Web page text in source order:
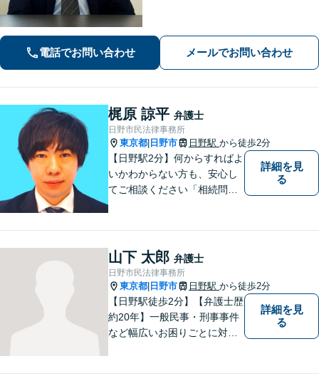
緒に考えます。安心してご相談くださ
い。【電話・オンライン相談対応】
電話でお問い合わせ メールでお問い合わせ
梶原 諒平 弁護士
日野市民法律事務所
東京都 日野市 日野駅 から徒歩2分
【日野駅2分】何からすればよ
いかわからない方も、安心し
てご相談ください「相続問
ト：誹謗中傷の削除、発信者
情報開示請求、名誉毀損によ
る損害賠償、企業や飲食店の
風評被害対策など」
詳細を見
る
山下 太郎 弁護士
日野市民法律事務所
東京都 日野市 日野駅 から徒歩2分
【日野駅徒歩2分】【弁護士歴
約20年】一般民事・刑事事件
など幅広いお困りごとに対応
詳細を見
る